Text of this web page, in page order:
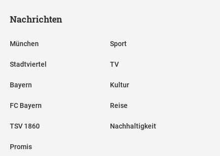
Nachrichten
München
Stadtviertel
Bayern
FC Bayern
TSV 1860
Promis
Sport
TV
Kultur
Reise
Nachhaltigkeit